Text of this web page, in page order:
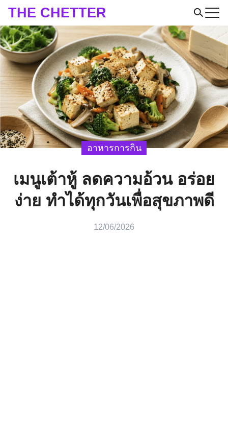
Skip
to
content
THE CHETTER
Search
for:
อาหารการกิน
เมนูเต้าหู้ ลดความอ้วน อร่อย
ง่าย ทำได้ทุกวันเพื่อสุขภาพดี
12/06/2026